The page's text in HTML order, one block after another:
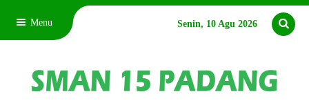
Menu Senin, 10 Agu 2026